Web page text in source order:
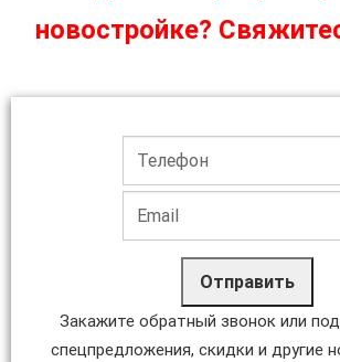
новостройке?
Отправить
Закажите обратный звонок или
спецпредложения, скидки и другие